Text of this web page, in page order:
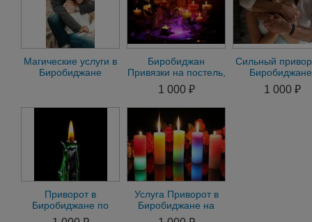
Магические услуги в
Биробиджане
Биробиджан
Привязки на постель,
присушки. Помощь в
день обращения
1 000 ₽
Сильный
Помощь мага
1 000 ₽
Приворот в
Биробиджане по
Фото на Мужчину.
Услуга Приворот в
Биробиджане на
Мужчину. Приворот